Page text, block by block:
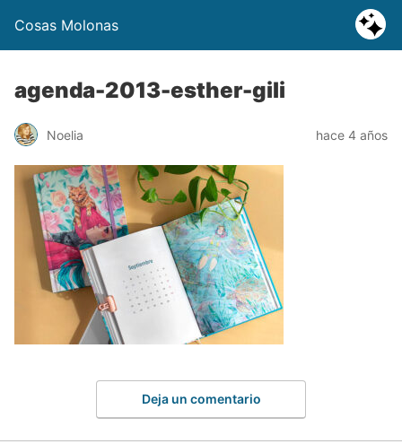
Cosas Molonas
agenda-2013-esther-gili
Noelia hace 4 años
Deja un comentario